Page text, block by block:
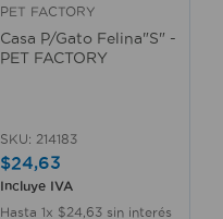
PET FACTORY
Casa P/Gato Felina"S" -
PET FACTORY
SKU: 214183
$24,63
Incluye IVA
Hasta 1x $24 63 sin interés